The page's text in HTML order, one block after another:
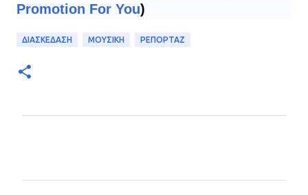
Promotion For You)
ΔΙΑΣΚΕΔΑΣΗ ΜΟΥΣΙΚΗ ΡΕΠΟΡΤΑΖ